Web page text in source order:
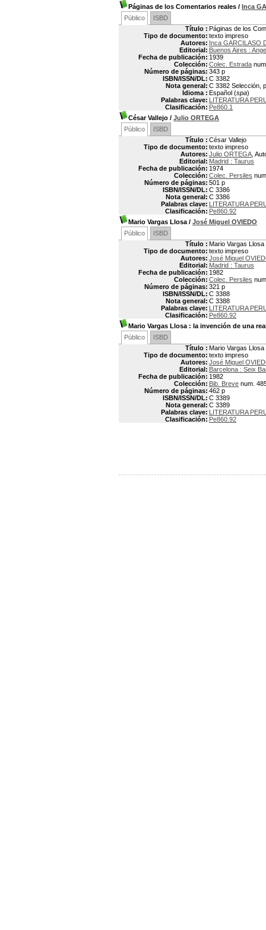
Páginas de los Comentarios reales / Inca
Público
ISBD
Título : Páginas de los
Tipo de documento: texto impreso
Autores: Inca GARCILASO
Editorial: Buenos Aires :
Fecha de publicación: 1939
Colección: Colec. Estrada
Número de páginas: 343 p
ISBN/ISSN/DL: C 3382
Nota general: C 3382 Selección,
Idioma : Español (spa)
Palabras clave: LITERATURA
Clasificación: Pe860.1
César Vallejo / Julio ORTEGA
Público
ISBD
Título : César Vallejo
Tipo de documento: texto impreso
Autores: Julio ORTEGA ,
Editorial: Madrid : Taurus
Fecha de publicación: 1974
Colección: Colec. Persiles
Número de páginas: 501 p
ISBN/ISSN/DL: C 3386
Nota general: C 3386
Palabras clave: LITERATURA
Clasificación: Pe860.92
Mario Vargas Llosa / José Miguel OVIEDO
Público
ISBD
Título : Mario Vargas Llosa
Tipo de documento: texto impreso
Autores: José Miguel
Editorial: Madrid : Taurus
Fecha de publicación: 1982
Colección: Colec. Persiles
Número de páginas: 321 p
ISBN/ISSN/DL: C 3388
Nota general: C 3388
Palabras clave: LITERATURA
Clasificación: Pe860.92
Mario Vargas Llosa : la invención de una
Público
ISBD
Título : Mario Vargas
Tipo de documento: texto impreso
Autores: José Miguel
Editorial: Barcelona : Seix
Fecha de publicación: 1982
Colección: Bib. Breve num.
Número de páginas: 462 p
ISBN/ISSN/DL: C 3389
Nota general: C 3389
Palabras clave: LITERATURA
Clasificación: Pe860.92